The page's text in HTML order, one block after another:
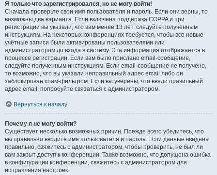
Я только что зарегистрировался, но не могу войти!
Сначала проверьте свои имя пользователя и пароль. Если они верны, то
возможны два варианта. Если включена поддержка COPPA и при
регистрации вы указали, что вам менее 13 лет, следуйте полученным
инструкциям. На некоторых конференциях требуется, чтобы все новые
учётные записи были активированы пользователями или
администратором до входа в систему. Эта информация отображается в
процессе регистрации. Если вам было прислано email-сообщение,
следуйте полученным инструкциям. Если email-сообщение не получено,
то возможно, что вы указали неправильный адрес email либо он
заблокирован спам-фильтром. Если вы уверены, что ввели правильный
адрес email, попробуйте связаться с администратором.
Вернуться к началу
Почему я не могу войти?
Существует несколько возможных причин. Прежде всего убедитесь, что
вы правильно вводите имя пользователя и пароль. Если данные введены
правильно, свяжитесь с администратором, чтобы проверить, не был ли
вам закрыт доступ к конференции. Также возможно, что допущена ошибка
в конфигурации конференции, свяжитесь с администратором для
исправления настроек.